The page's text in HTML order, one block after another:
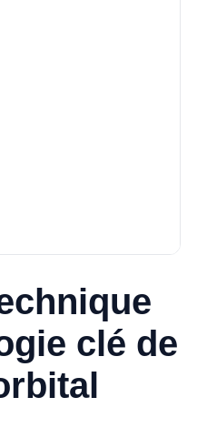
clé de